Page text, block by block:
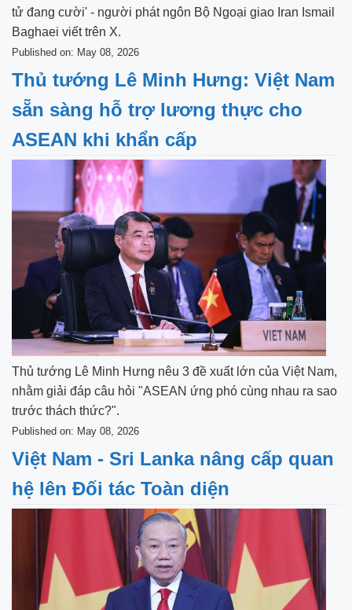
tử đang cười' - người phát ngôn Bộ Ngoại giao Iran Ismail
Baghaei viết trên X.
Published on: May 08, 2026
Thủ tướng Lê Minh Hưng: Việt Nam
sẵn sàng hỗ trợ lương thực cho
ASEAN khi khẩn cấp
Thủ tướng Lê Minh Hưng nêu 3 đề xuất lớn của Việt Nam,
nhằm giải đáp câu hỏi "ASEAN ứng phó cùng nhau ra sao
trước thách thức?".
Published on: May 08, 2026
Việt Nam - Sri Lanka nâng cấp quan
hệ lên Đối tác Toàn diện